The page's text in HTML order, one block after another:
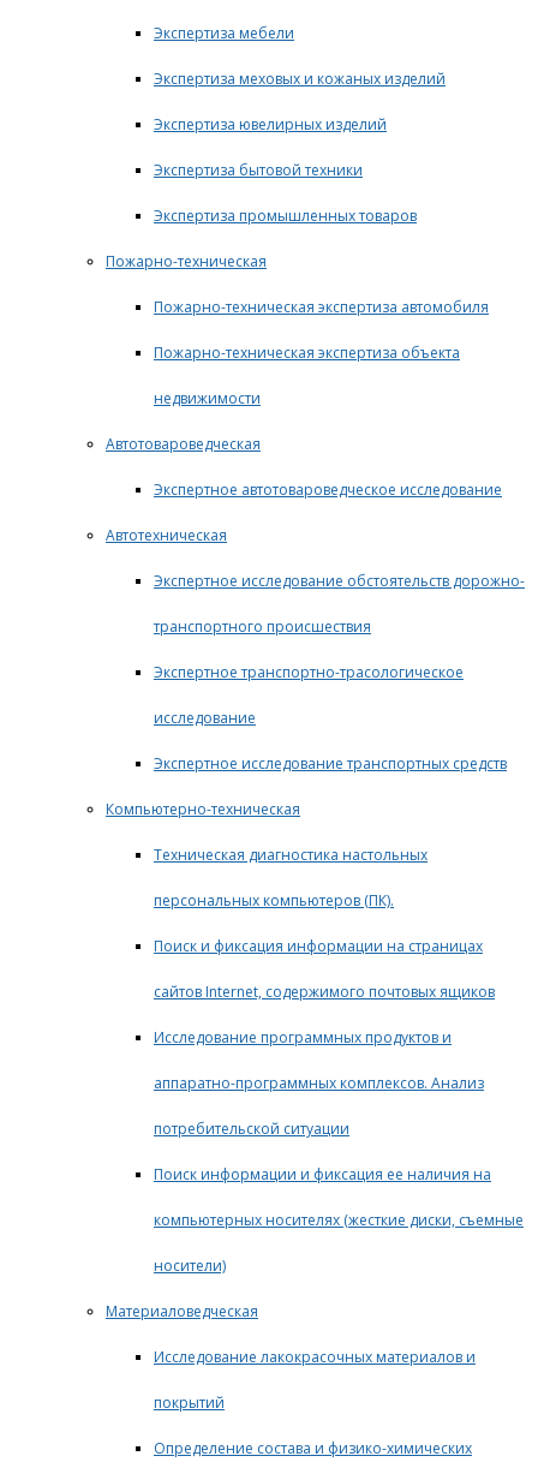
Экспертиза мебели
Экспертиза меховых и кожаных изделий
Экспертиза ювелирных изделий
Экспертиза бытовой техники
Экспертиза промышленных товаров
Пожарно-техническая
Пожарно-техническая экспертиза автомобиля
Пожарно-техническая экспертиза объекта
недвижимости
Автотовароведческая
Экспертное автотовароведческое исследование
Автотехническая
Экспертное исследование обстоятельств дорожно-
транспортного происшествия
Экспертное транспортно-трасологическое
исследование
Экспертное исследование транспортных средств
Компьютерно-техническая
Техническая диагностика настольных
персональных компьютеров (ПК).
Поиск и фиксация информации на страницах
сайтов Internet, содержимого почтовых ящиков
Исследование программных продуктов и
аппаратно-программных комплексов. Анализ
потребительской ситуации
Поиск информации и фиксация ее наличия на
компьютерных носителях (жесткие диски, съемные
носители)
Материаловедческая
Исследование лакокрасочных материалов и
покрытий
Определение состава и физико-химических